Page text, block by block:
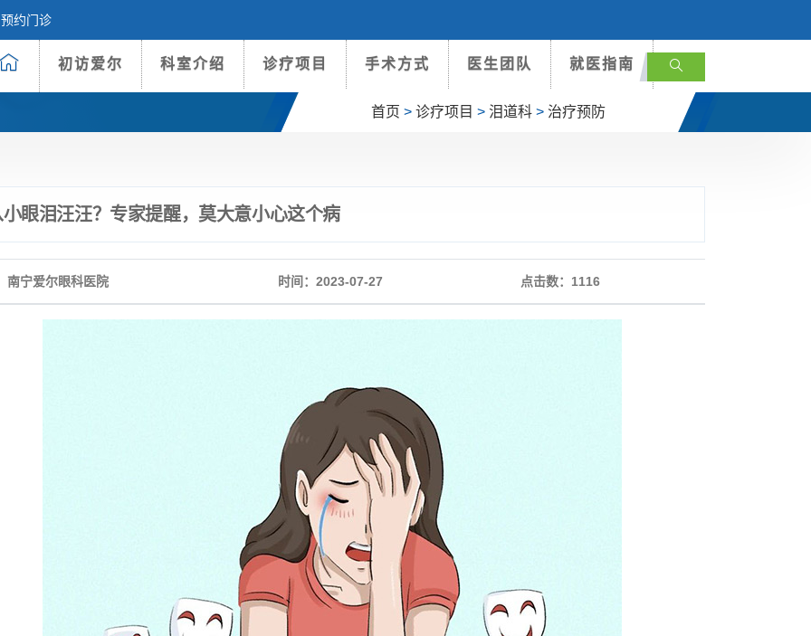
预约门诊
初访爱尔 科室介绍 诊疗项目 手术方式 医生团队 就医指南
首页 > 诊疗项目 > 泪道科 > 治疗预防
眼泪汪汪？专家提醒，莫大意小心这个病
南宁爱尔眼科医院 时间：2023-07-27 点击数： 1116